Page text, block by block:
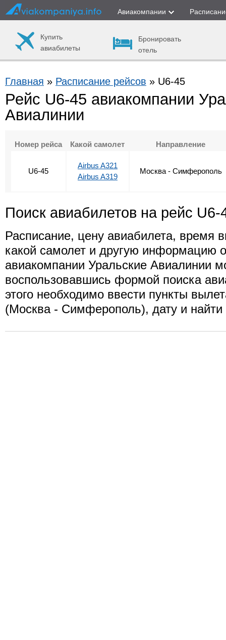
Авиакомпании
Купить
авиабилеты
Бронировать
отель
Главная » Расписание рейсов » U6-45
Рейс U6-45 авиакомпании
Авиалинии
Номер рейса Какой самолет Направление
U6-45
Airbus A321
Airbus A319
Москва - Симферополь
Поиск авиабилетов на рейс U6-
Расписание, цену авиабилета, время
какой самолет и другую информацию
авиакомпании Уральские Авиалинии
воспользовавшись формой поиска
этого необходимо ввести пункты
(Москва - Симферополь), дату и